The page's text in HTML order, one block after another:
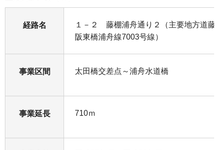
経路名
１－２ 藤棚浦舟通り２（主要地方道
阪東橋浦舟線7003号線）
事業区間 太田橋交差点～浦舟水道橋
事業延長 710ｍ